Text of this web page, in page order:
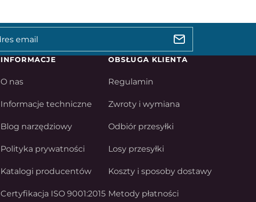
INFORMACJE
O nas
Informacje techniczne
Blog narzędziowy
Polityka prywatności
Katalogi producentów
Certyfikacja ISO 9001:2015
OBSŁUGA KLIENTA
Regulamin
Zwroty i wymiana
Odbiór przesyłki
Losy przesyłki
Koszty i sposoby dostawy
Metody płatności